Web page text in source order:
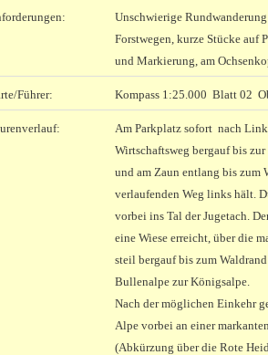
Unschwierige
Forstwegen, kurze Stücke auf
und Markierung, am
Führer: Kompass 1:25.000 Blatt 02
Am Parkplatz sofort nach
Wirtschaftsweg bergauf bis
und am Zaun entlang bis zum
verlaufenden Weg links hält.
vorbei ins Tal der Jugetach.
eine Wiese erreicht, über die
steil bergauf bis zum
Bullenalpe zur Königsalpe.
Nach der möglichen Einkehr
Alpe vorbei an einer
(Abkürzung über die Rote